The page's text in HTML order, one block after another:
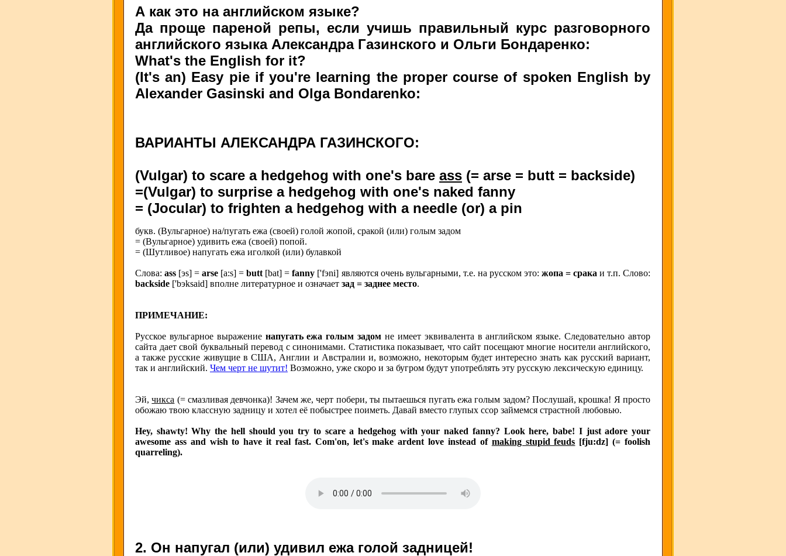
А как это на английском языке?
Да проще пареной репы, если учишь правильный курс разговорного
английского языка Александра Газинского и Ольги Бондаренко:
What's the English for it?
(It's an) Easy pie if you're learning the proper course of spoken English by
Alexander Gasinski and Olga Bondarenko:
ВАРИАНТЫ АЛЕКСАНДРА ГАЗИНСКОГО:
(Vulgar) to scare a hedgehog with one's bare ass (= arse = butt = backside)
=(Vulgar) to surprise a hedgehog with one's naked fanny
= (Jocular) to frighten a hedgehog with a needle (or) a pin
букв. (Вульгарное) на/пугать ежа (своей) голой жопой, сракой (или) голым задом
= (Вульгарное) удивить ежа (своей) попой.
= (Шутливое) напугать ежа иголкой (или) булавкой
Слова:ass [эs] =arse [a:s] =butt [bat] =fanny ['fэni] являются очень вульгарными, т.е. на русском это: жопа = срака и т.п. Слово:
backside ['bэksaid] вполне литературное и означает зад = заднее место.
ПРИМЕЧАНИЕ:
Русское вульгарное выражение напугать ежа голым задом не имеет эквивалента в английском языке. Следовательно автор
сайта дает свой буквальный перевод c синонимами. Статистика показывает, что сайт посещают многие носители английского,
а также русские живущие в США, Англии и Австралии и, возможно, некоторым будет интересно знать как русский вариант,
так и английский. Чем черт не шутит! Возможно, уже скоро и за бугром будут употреблять эту русскую лексическую единицу.
Эй,чикса (= смазливая девчонка)! Зачем же, черт побери, ты пытаешься пугать ежа голым задом? Послушай, крошка! Я просто
обожаю твою классную задницу и хотел её побыстрее поиметь. Давай вместо глупых ссор займемся страстной любовью.
Hey, shawty! Why the hell should you try to scare a hedgehog with your naked fanny? Look here, babe! I just adore your
awesome ass and wish to have it real fast. Com'on, let's make ardent love instead of making stupid feuds [fju:dz] (= foolish
quarreling).
2. Он напугал (или) удивил ежа голой задницей!